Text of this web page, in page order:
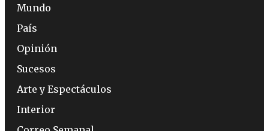
Mundo
País
Opinión
Sucesos
Arte y Espectáculos
Interior